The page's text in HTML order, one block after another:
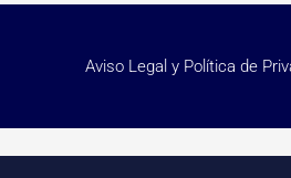
Aviso Legal y Política de